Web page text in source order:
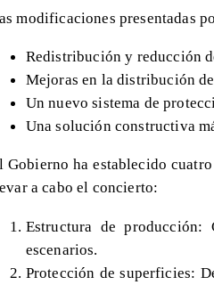
modificaciones presentadas
Redistribución y reducción
Mejoras en la distribución
Un nuevo sistema de
Una solución constructiva
Gobierno ha establecido
a cabo el concierto:
Estructura de
escenarios.
Protección de superficies: